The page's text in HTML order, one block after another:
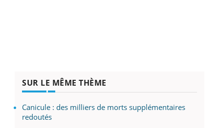
SUR LE MÊME THÈME
Canicule : des milliers de morts supplémentaires
redoutés